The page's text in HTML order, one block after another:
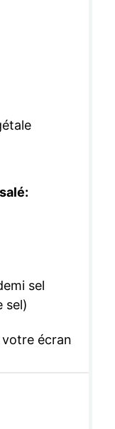
sel
sel)
écran